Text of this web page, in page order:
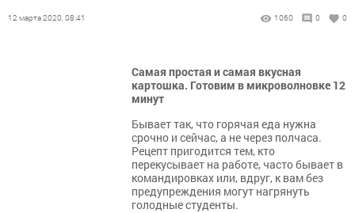
12 марта 2020, 08:41 1060 0 0
Самая простая и самая вкусная
картошка. Готовим в микроволновке 12
минут
Бывает так, что горячая еда нужна
срочно и сейчас, а не через полчаса.
Рецепт пригодится тем, кто
перекусывает на работе, часто бывает в
командировках или, вдруг, к вам без
предупреждения могут нагрянуть
голодные студенты.